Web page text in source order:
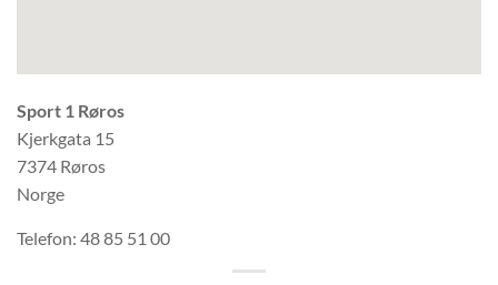
Sport 1 Røros
Kjerkgata 15
7374 Røros
Norge
Telefon: 48 85 51 00